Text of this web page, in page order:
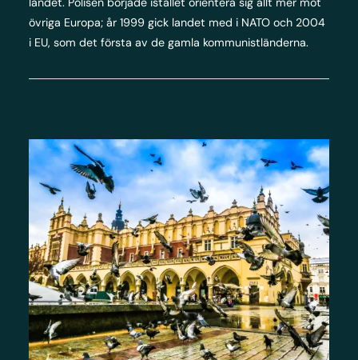
övriga Europa; år 1999 gick landet med i NATO och 2004
i EU, som det första av de gamla kommunistländerna.